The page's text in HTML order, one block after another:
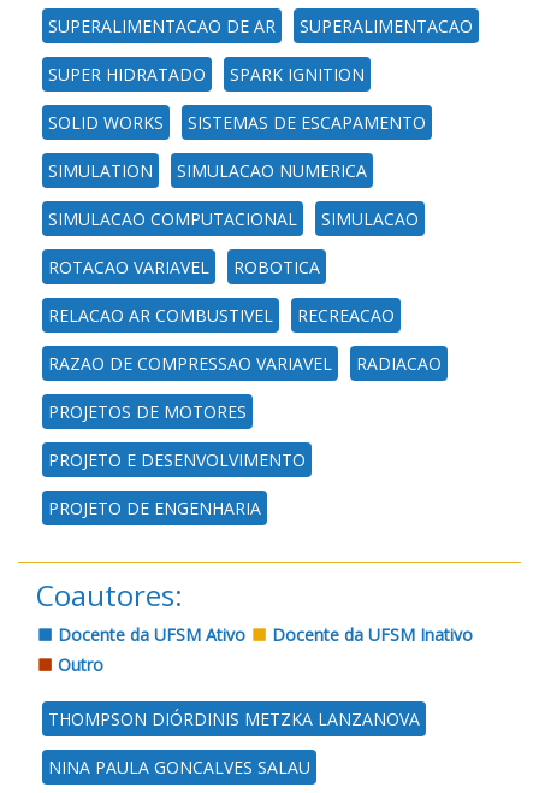
SUPERALIMENTACAO DE AR SUPERALIMENTACAO
SUPER HIDRATADO SPARK IGNITION
SOLID WORKS SISTEMAS DE ESCAPAMENTO
SIMULATION SIMULACAO NUMERICA
SIMULACAO COMPUTACIONAL SIMULACAO
ROTACAO VARIAVEL ROBOTICA
RELACAO AR COMBUSTIVEL RECREACAO
RAZAO DE COMPRESSAO VARIAVEL RADIACAO
PROJETOS DE MOTORES
PROJETO E DESENVOLVIMENTO
PROJETO DE ENGENHARIA
Coautores:
Docente da UFSM Ativo
Docente da UFSM Inativo
Outro
THOMPSON DIÓRDINIS METZKA LANZANOVA
NINA PAULA GONCALVES SALAU